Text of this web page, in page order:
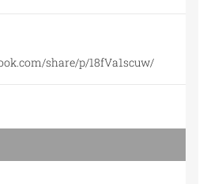
share/p/18fVa1scuw/